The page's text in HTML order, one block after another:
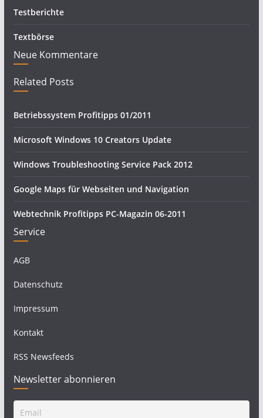
Testberichte
Textbörse
Neue Kommentare
Related Posts
Betriebssystem Profitipps 01/2011
Microsoft Windows 10 Creators Update
Windows Troubleshooting Service Pack 2012
Google Maps für Webseiten und Navigation
Webtechnik Profitipps PC-Magazin 06-2011
Service
AGB
Datenschutz
Impressum
Kontakt
RSS Newsfeeds
Newsletter abonnieren